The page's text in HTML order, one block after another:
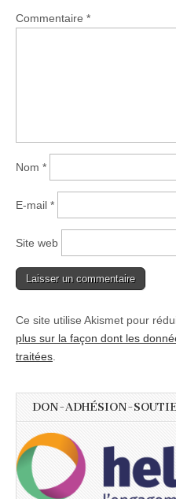
Commentaire *
Nom *
E-mail *
Site web
Ce site utilise Akismet pour
plus sur la façon dont les
traitées.
DON-ADHÉSION-